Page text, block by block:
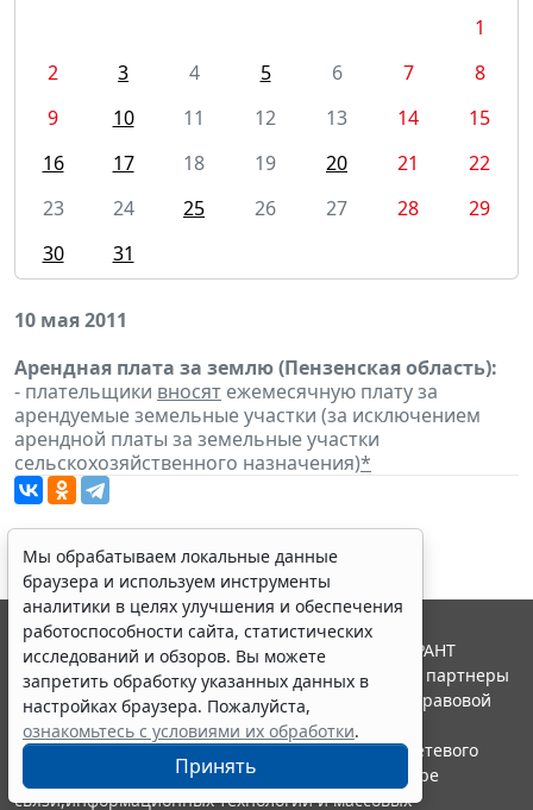
1
2
3 4 5 6 7
8
9
10 11 12 13 14
15
16
17 18 19 20 21
22
23
24 25 26 27 28
29
30
31
10 мая 2011
Арендная плата за землю (Пензенская область):
- плательщики вносят ежемесячную плату за
арендуемые земельные участки (за исключением
арендной платы за земельные участки
сельскохозяйственного назначения)*
Мы обрабатываем локальные данные
браузера и используем инструменты
аналитики в целях улучшения и обеспечения
работоспособности сайта, статистических
исследований и обзоров. Вы можете
запретить обработку указанных данных в
настройках браузера. Пожалуйста,
ознакомьтесь с условиями их обработки.
Принять
© ООО "НПП "ГАРАНТ-СЕРВИС", 2026. Система ГАРАНТ
выпускается с 1990 года. Компания "Гарант" и ее партнеры
являются участниками Российской ассоциации правовой
информации ГАРАНТ.
Портал ГАРАНТ.РУ зарегистрирован в качестве сетевого
издания Федеральной службой по надзору в сфере
связи,информационных технологий и массовых